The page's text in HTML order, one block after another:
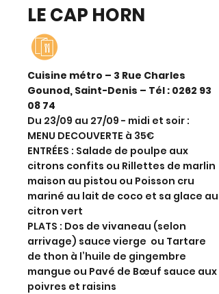
LE CAP HORN
Cuisine métro – 3 Rue Charles
Gounod, Saint-Denis – Tél : 0262 93
08 74
Du 23/09 au 27/09 - midi et soir :
MENU DECOUVERTE à 35€
ENTRÉES : Salade de poulpe aux
citrons confits ou Rillettes de marlin
maison au pistou ou Poisson cru
mariné au lait de coco et sa glace au
citron vert
PLATS : Dos de vivaneau (selon
arrivage) sauce vierge ou Tartare
de thon à l’huile de gingembre
mangue ou Pavé de Bœuf sauce aux
poivres et raisins